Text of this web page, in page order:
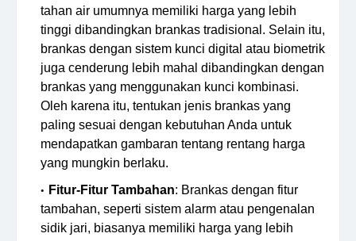
tahan air umumnya memiliki harga yang lebih
tinggi dibandingkan brankas tradisional. Selain itu,
brankas dengan sistem kunci digital atau biometrik
juga cenderung lebih mahal dibandingkan dengan
brankas yang menggunakan kunci kombinasi.
Oleh karena itu, tentukan jenis brankas yang
paling sesuai dengan kebutuhan Anda untuk
mendapatkan gambaran tentang rentang harga
yang mungkin berlaku.
Fitur-Fitur Tambahan: Brankas dengan fitur
tambahan, seperti sistem alarm atau pengenalan
sidik jari, biasanya memiliki harga yang lebih